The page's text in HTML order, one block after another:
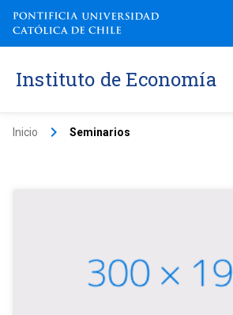
Instituto de Economía
Inicio keyboard_arrow_right Seminarios